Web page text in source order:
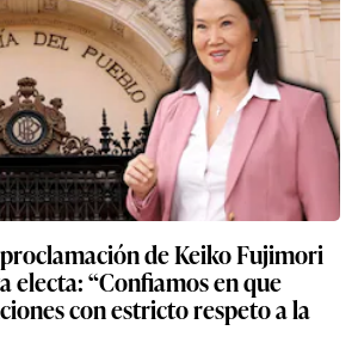
de Keiko Fujimori
electa: “Confiamos en que
con estricto respeto a la